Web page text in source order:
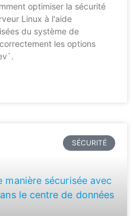
optimiser la sécurité
Linux à l'aide
du système de
les options
SÉCURITÉ